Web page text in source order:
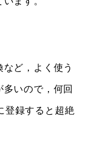
ど，よく使う
いので，何回
登録すると超絶